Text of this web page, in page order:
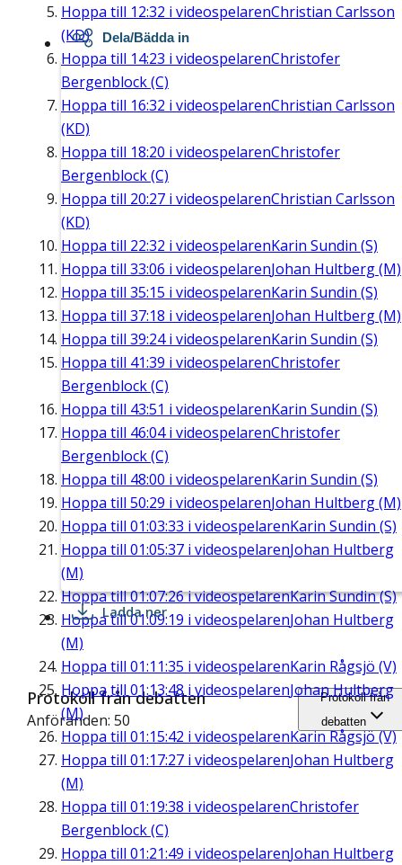
Hoppa till 12:32 i videospelarenChristian Carlsson
(KD)
Hoppa till 14:23 i videospelarenChristofer
Bergenblock (C)
Hoppa till 16:32 i videospelarenChristian Carlsson
(KD)
Hoppa till 18:20 i videospelarenChristofer
Bergenblock (C)
Hoppa till 20:27 i videospelarenChristian Carlsson
(KD)
Hoppa till 22:32 i videospelarenKarin Sundin (S)
Hoppa till 33:06 i videospelarenJohan Hultberg (M)
Hoppa till 35:15 i videospelarenKarin Sundin (S)
Hoppa till 37:18 i videospelarenJohan Hultberg (M)
Hoppa till 39:24i videospelarenKarin Sundin (S)
Hoppa till 41:39 i videospelarenChristofer
Bergenblock (C)
Hoppa till 43:51 i videospelarenKarin Sundin (S)
Hoppa till 46:04i videospelarenChristofer
Bergenblock (C)
Hoppa till 48:00 i videospelarenKarin Sundin (S)
Hoppa till 50:29 i videospelarenJohan Hultberg (M)
Hoppa till 01:03:33 i videospelarenKarin Sundin (S)
Hoppa till 01:05:37 i videospelarenJohan Hultberg
(M)
Hoppa till01:07:26i videospelarenKarin Sundin (S)
Hoppa till01:09:19 i videospelarenJohan Hultberg
(M)
Hoppa till 01:11:35 i videospelarenKarin Rågsjö (V)
Hoppa till 01:13:48 i videospelarenJohan Hultberg
(M)
Hoppa till 01:15:42 i videospelarenKarin Rågsjö (V)
Hoppa till 01:17:27 i videospelarenJohan Hultberg
(M)
Hoppa till 01:19:38 i videospelarenChristofer
Bergenblock (C)
Hoppa till 01:21:49 i videospelarenJohan Hultberg
Dela/Bädda in
Ladda ner
Protokoll från debatten
Anföranden: 50
Protokoll från
debatten